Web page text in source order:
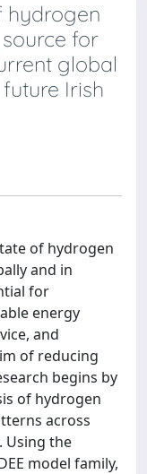
hydrogen
for
global
Irish
of hydrogen
and in
for
energy
and
of reducing
begins by
of hydrogen
across
Using the
model family,